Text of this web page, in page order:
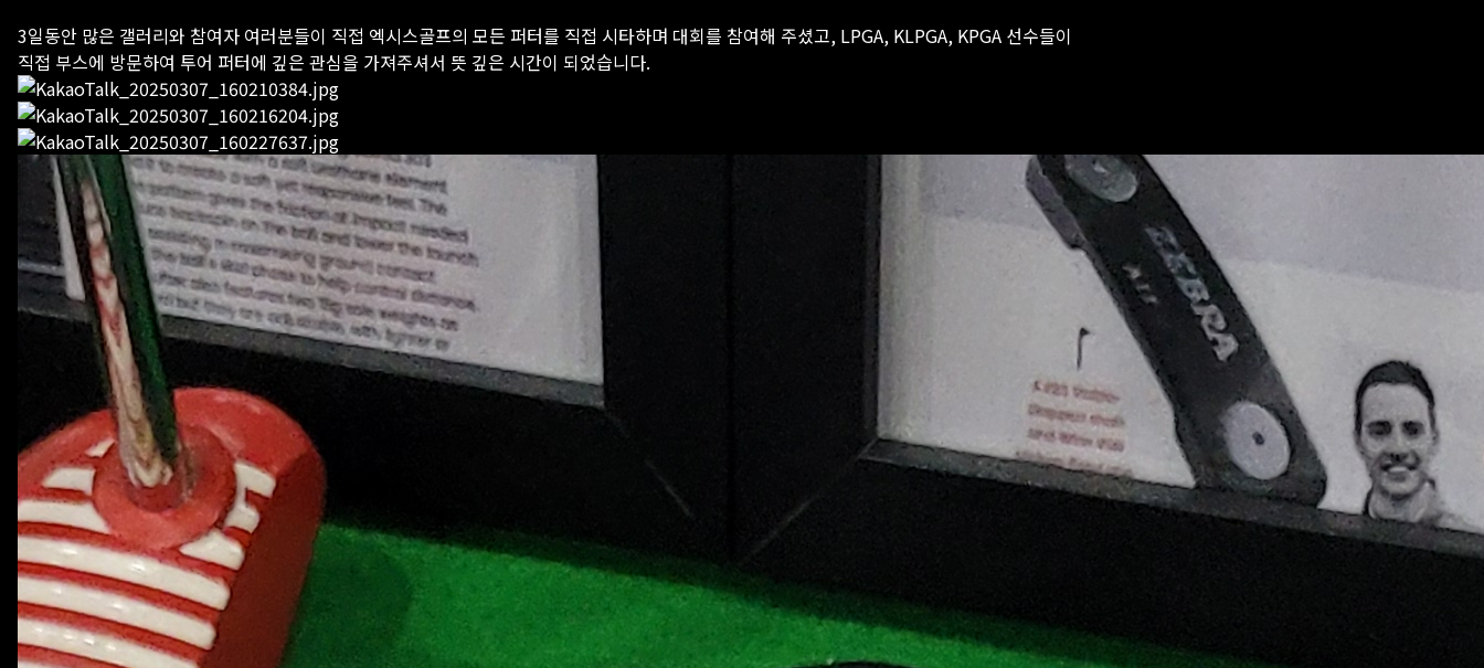
3일동안 많은 갤러리와 참여자 여러분들이 직접 엑시스골프의 모든 퍼터를 직접 시타하며 대회를 참여해 주셨고, LPGA, KLPGA, KPGA 선수들이
직접 부스에 방문하여 투어 퍼터에 깊은 관심을 가져주셔서 뜻 깊은 시간이 되었습니다.